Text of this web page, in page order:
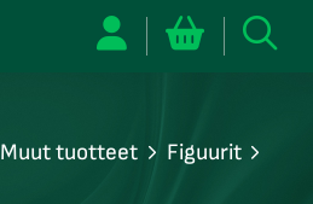
Muut tuotteet
Figuurit